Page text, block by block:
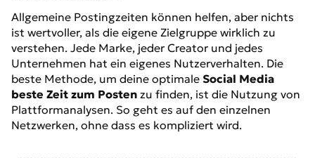
Allgemeine Postingzeiten können helfen, aber nichts
ist wertvoller, als die eigene Zielgruppe wirklich zu
verstehen. Jede Marke, jeder Creator und jedes
Unternehmen hat ein eigenes Nutzerverhalten. Die
beste Methode, um deine optimale Social Media
beste Zeit zum Posten zu finden, ist die Nutzung von
Plattformanalysen. So geht es auf den einzelnen
Netzwerken, ohne dass es kompliziert wird.